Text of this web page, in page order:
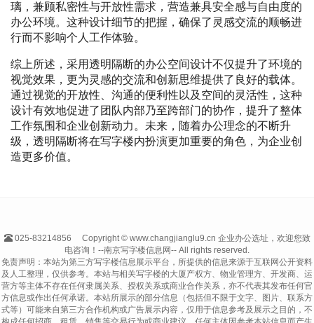
璃，兼顾私密性与开放性需求，营造兼具安全感与自由度的
办公环境。这种设计细节的把握，确保了灵感交流的顺畅进
行而不影响个人工作体验。
综上所述，采用透明隔断的办公空间设计不仅提升了环境的
视觉效果，更为灵感的交流和创新思维提供了良好的载体。
通过视觉的开放性、沟通的便利性以及空间的灵活性，这种
设计有效地促进了团队内部乃至跨部门的协作，提升了整体
工作氛围和企业创新动力。未来，随着办公理念的不断升
级，透明隔断将在写字楼内扮演更加重要的角色，为企业创
造更多价值。
025-83214856
Copyright © www.changjianglu9.cn 企业办公选址，欢迎您致
电咨询！--南京写字楼信息网-- All rights reserved.
免责声明：本站为第三方写字楼信息展示平台，所提供的信息来源于互联网公开资料
及人工整理，仅供参考。本站与相关写字楼的大厦产权方、物业管理方、开发商、运
营方等主体不存在任何隶属关系、授权关系或商业合作关系，亦不代表其发布任何官
方信息或作出任何承诺。本站所展示的部分信息（包括但不限于文字、图片、联系方
式等）可能来自第三方合作机构或广告展示内容，仅用于信息参考及展示之目的，不